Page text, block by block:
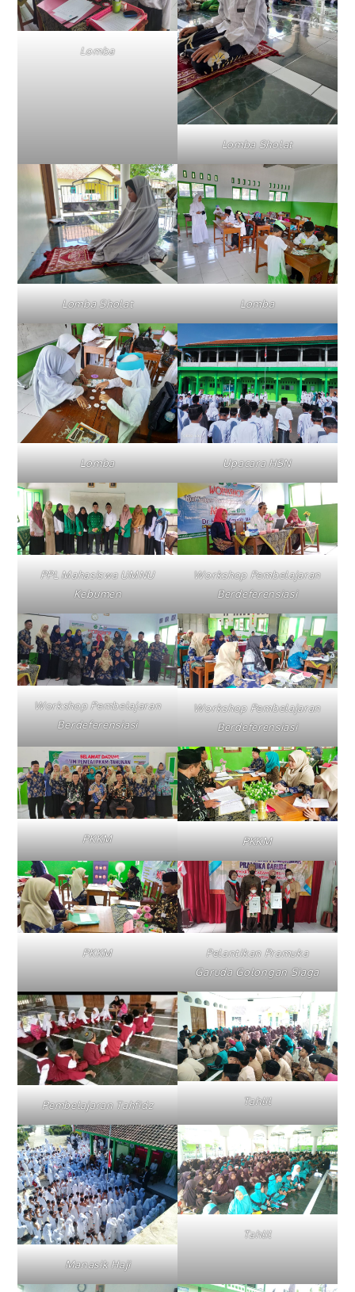
Lomba
Lomba Sholat
Lomba Sholat Lomba
Lomba Upacara HSN
PPL Mahasiswa UMNU
Kebumen
Workshop Pembelajaran
Berdeferensiasi
Workshop Pembelajaran
Berdeferensiasi
Workshop Pembelajaran
Berdeferensiasi
PKKM PKKM
PKKM
Pelantikan Pramuka
Garuda Golongan Siaga
Pembelajaran Tahfidz Tahlil
Manasik Haji
Tahlil